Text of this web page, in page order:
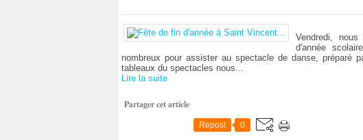
Vendredi,
d'année
nombreux pour assister au spectacle de danse, préparé
tableaux du spectacles nous...
Lire la suite
Partager cet article
Repost 0